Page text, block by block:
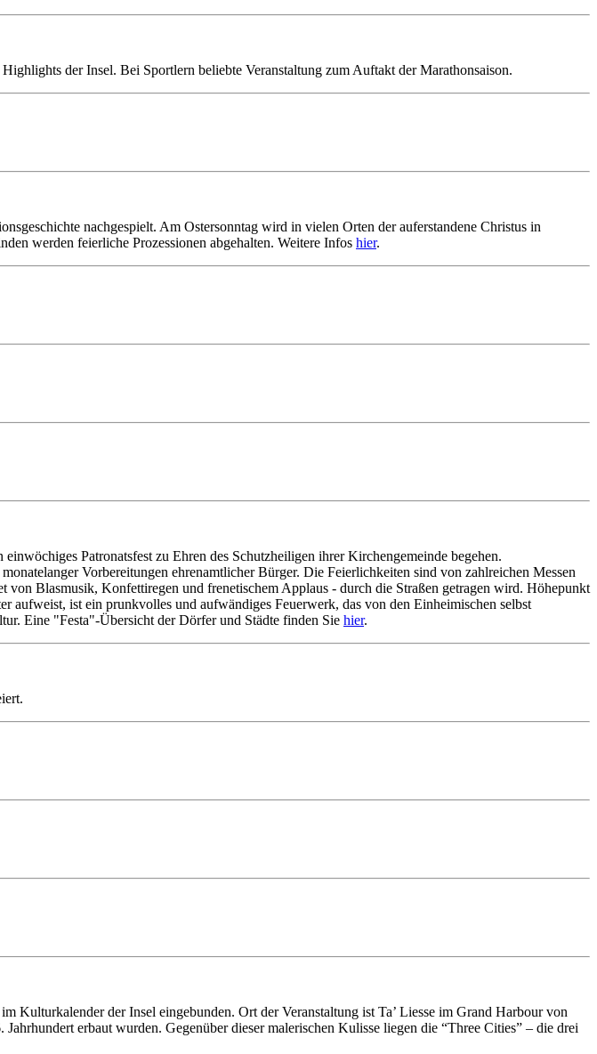
der Insel. Bei Sportlern beliebte Veranstaltung zum Auftakt der Marathonsaison.
nachgespielt. Am Ostersonntag wird in vielen Orten der auferstandene Christus in
werden feierliche Prozessionen abgehalten. Weitere Infos hier.
Patronatsfest zu Ehren des Schutzheiligen ihrer Kirchengemeinde begehen.
Vorbereitungen ehrenamtlicher Bürger. Die Feierlichkeiten sind von zahlreichen Messen
Blasmusik, Konfettiregen und frenetischem Applaus - durch die Straßen getragen wird. Höhepunkt
aufweist, ist ein prunkvolles und aufwändiges Feuerwerk, das von den Einheimischen selbst
Eine "Festa"-Übersicht der Dörfer und Städte finden Sie hier.
der Insel eingebunden. Ort der Veranstaltung ist Ta’ Liesse im Grand Harbour von
erbaut wurden. Gegenüber dieser malerischen Kulisse liegen die “Three Cities” – die drei